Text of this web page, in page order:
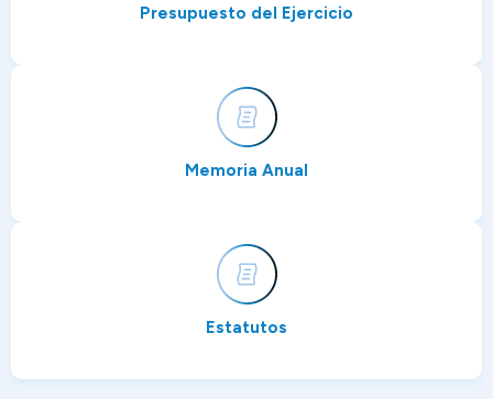
Presupuesto del Ejercicio
Memoria Anual
Estatutos